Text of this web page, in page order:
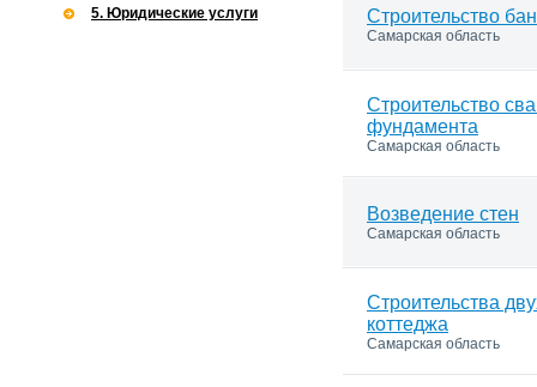
5. Юридические услуги Строительство
Самарская область
Строительство
фундамента
Самарская область
Возведение стен
Самарская область
Cтроительства
коттеджа
Самарская область